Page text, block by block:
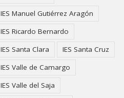
IES Manuel Gutiérrez Aragón
IES Ricardo Bernardo
IES Santa Clara
IES Santa Cruz
IES Valle de Camargo
IES Valle del Saja